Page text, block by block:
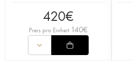
420€
Preis pro Einheit 140€